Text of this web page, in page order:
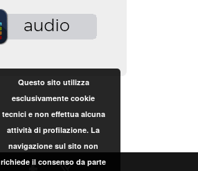
Questo sito utilizza
esclusivamente cookie
tecnici e non effettua alcuna
attività di profilazione. La
navigazione sul sito non
richiede il consenso da parte